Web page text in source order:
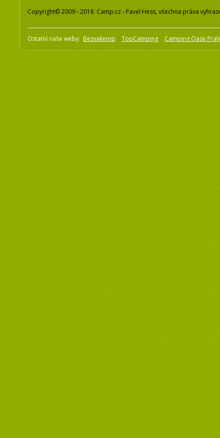
Copyright© 2009 - 2018 Camp.cz - Pavel Hess, všechna práva
Ostatní naše weby: Bezvakemp TopCamping Camping Oase